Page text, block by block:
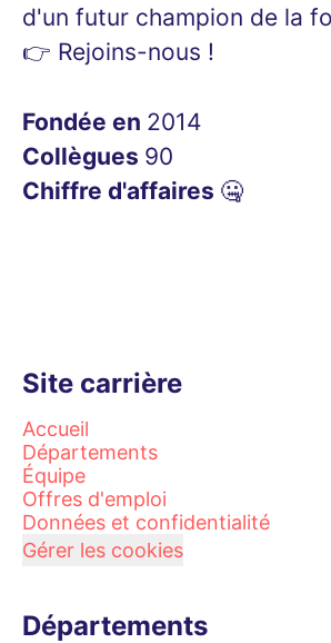
d'un futur champion de la
👉 Rejoins-nous !
Fondée en 2014
Collègues 90
Chiffre d'affaires 🤐
Site carrière
Accueil
Départements
Équipe
Offres d'emploi
Données et confidentialité
Gérer les cookies
Départements